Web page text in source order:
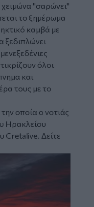
"σαρώνει"
το ξημέρωμα
καμβά με
ξεδιπλώνει
όλοι
και
τους με το
οποία ο νοτιάς
Ηρακλείου
Cretalive. Δείτε